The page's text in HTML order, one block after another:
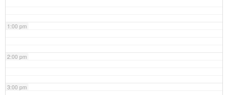
1:00 pm
2:00 pm
3:00 pm